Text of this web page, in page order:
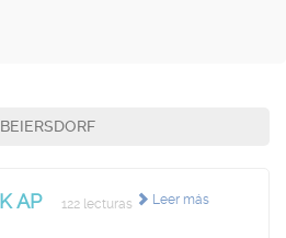
Leer más
AP 122 lecturas